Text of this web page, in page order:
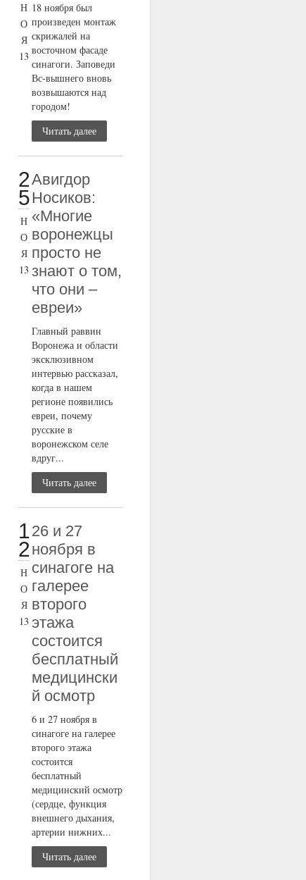
Н
О
Я
13
18 ноября был
произведен монтаж
скрижалей на
восточном фасаде
синагоги. Заповеди
Вс-вышнего вновь
возвышаются над
городом!
Читать далее
2
5
Н
О
Я
13
Авигдор
Носиков:
«Многие
воронежцы
просто не
знают о том,
что они –
евреи»
Главный раввин
Воронежа и области
эксклюзивном
интервью рассказал,
когда в нашем
регионе появились
евреи, почему
русские в
воронежском селе
вдруг...
Читать далее
1
2
Н
О
Я
13
26 и 27
ноября в
синагоге на
галерее
второго
этажа
состоится
бесплатный
медицински
й осмотр
6 и 27 ноября в
синагоге на галерее
второго этажа
состоится
бесплатный
медицинский осмотр
(сердце, функция
внешнего дыхания,
артерии нижних...
Читать далее